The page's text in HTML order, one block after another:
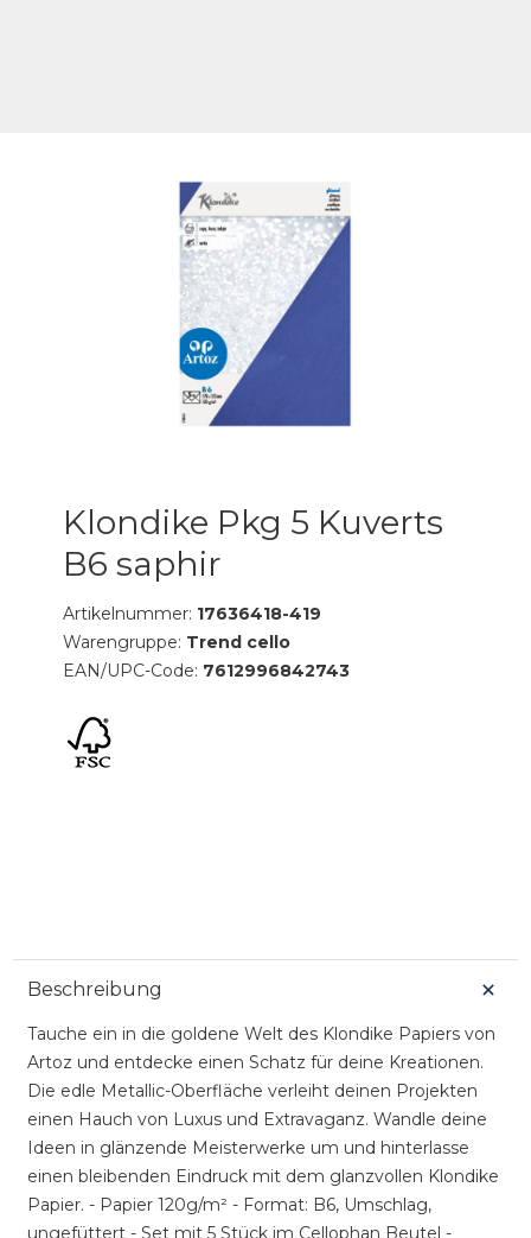
Klondike Pkg 5 Kuverts
B6 saphir
Artikelnummer: 17636418-419
Warengruppe: Trend cello
EAN/UPC-Code: 7612996842743
Beschreibung
Tauche ein in die goldene Welt des Klondike Papiers von
Artoz und entdecke einen Schatz für deine Kreationen.
Die edle Metallic-Oberfläche verleiht deinen Projekten
einen Hauch von Luxus und Extravaganz. Wandle deine
Ideen in glänzende Meisterwerke um und hinterlasse
einen bleibenden Eindruck mit dem glanzvollen Klondike
Papier. - Papier 120g/m² - Format: B6, Umschlag,
ungefüttert - Set mit 5 Stück im Cellophan Beutel -